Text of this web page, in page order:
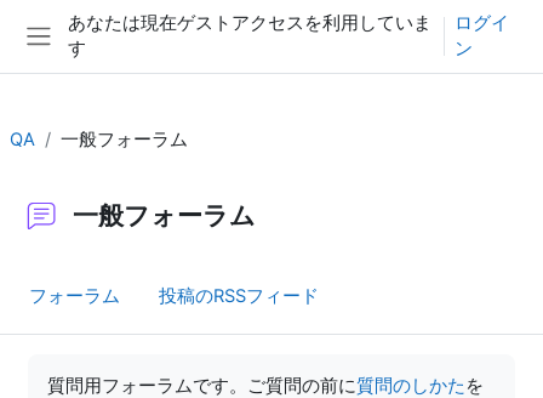
メインコンテンツへスキップする
サイドパネル
あなたは現在ゲストアクセスを利用していま
す
ログイ
ン
QA 一般フォーラム
一般フォーラム
フォーラム 投稿のRSSフィード
質問用フォーラムです。ご質問の前に質問のしかた を